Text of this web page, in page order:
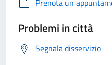
Problemi in città
Segnala disservizio